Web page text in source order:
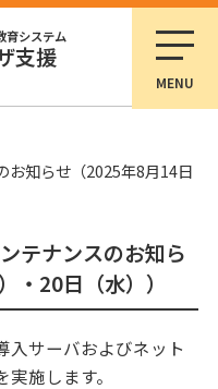
育システム
支援
MENU
お知らせ（2025年8月14日
テナンスのお知ら
・20日（水））
入サーバおよびネット
施します。